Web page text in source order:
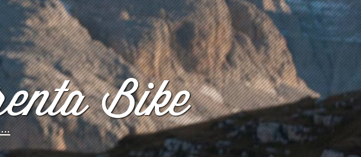
Bike